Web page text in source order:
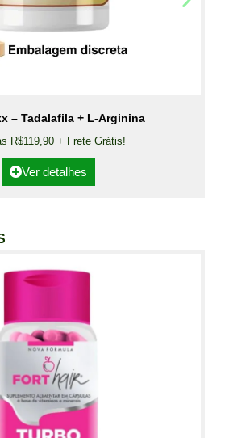
– Tadalafila + L-Arginina
R$119,90 + Frete Grátis!
Ver detalhes